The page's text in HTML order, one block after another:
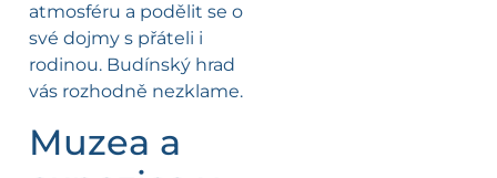
atmosféru a podělit se o
své dojmy s přáteli i
rodinou. Budínský hrad
vás rozhodně nezklame.
Muzea a